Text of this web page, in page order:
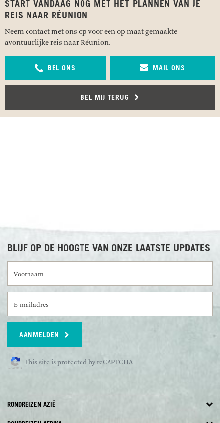
START VANDAAG NOG MET HET PLANNEN VAN JE
REIS NAAR RÉUNION
Neem contact met ons op voor een op maat gemaakte
avontuurlijke reis naar Réunion.
BEL ONS MAIL ONS
BEL MIJ TERUG
BLIJF OP DE HOOGTE VAN ONZE LAATSTE UPDATES
AANMELDEN
This site is protected by reCAPTCHA
RONDREIZEN AZIË